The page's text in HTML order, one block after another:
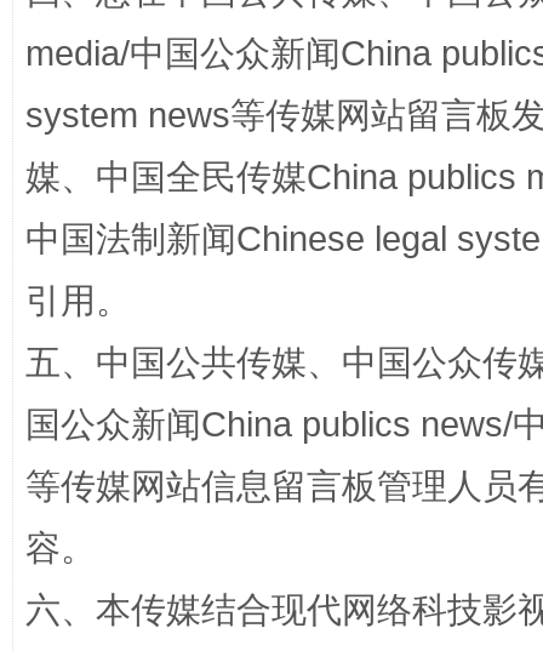
国家大学科技园优化重塑工作
扯下公款旅游的“隐身衣” 如何以
media/中国公众新闻China
system news等传媒网站留言板
媒、中国全民传媒China publics
中国法制新闻Chinese legal
引用。
五、中国公共传媒、中国公众传
国公众新闻China publics news/
等传媒网站信息留言板管理人员
容。
六、本传媒结合现代网络科技影